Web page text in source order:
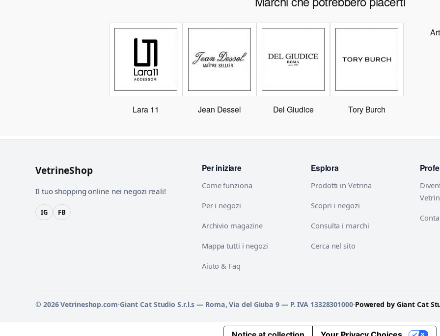
Lara 11 Jean Dessel Del Giudice Tory Burch
VetrineShop
Il tuo shopping online nei negozi reali!
IG FB
Per iniziare
Come funziona
Per i negozi
Archivio magazine
Mappa tutti i negozi
Aiuto & Faq
Esplora
Prodotti in Vetrina
Scopri i negozi
Consulta i marchi
Cerca nel sito
© 2026 Vetrineshop.com·Giant Cat Studio S.r.l.s — Roma, Via del Giuba 9 — P. IVA 13328301000·Powered by Giant Cat